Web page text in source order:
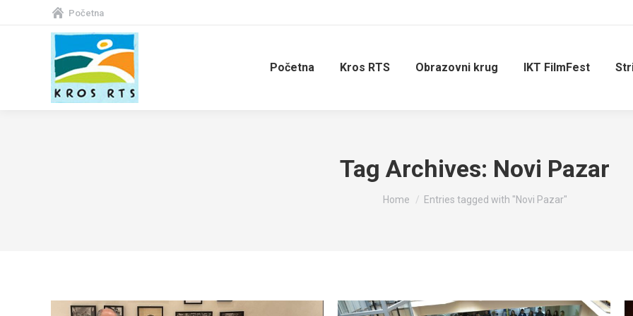
Početna
Početna Kros RTS Obrazovni krug IKT FilmFest
Tag Archives: Novi Pazar
You are here:
Home Entries tagged with "Novi Pazar"